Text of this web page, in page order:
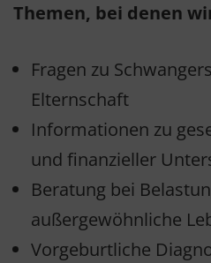
Themen, bei denen
Fragen zu
Elternschaft
Informationen zu
und finanzieller
Beratung bei
außergewöhnliche
Vorgeburtliche